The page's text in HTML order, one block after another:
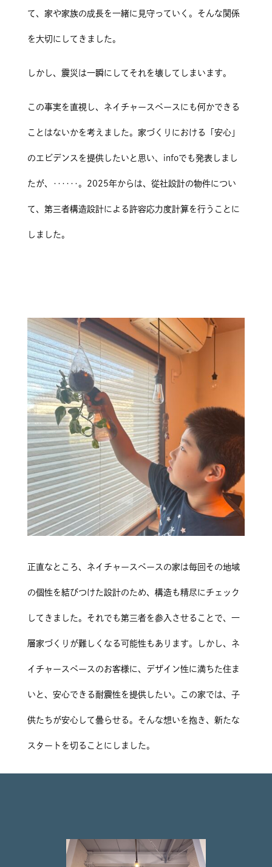
て、家や家族の成長を一緒に見守っていく。そんな関係
を大切にしてきました。
しかし、震災は一瞬にしてそれを壊してしまいます。
この事実を直視し、ネイチャースペースにも何かできる
ことはないかを考えました。家づくりにおける「安心」
のエビデンスを提供したいと思い、infoでも発表しまし
たが、‥‥‥。2025年からは、從社設計の物件につい
て、第三者構造設計による許容応力度計算を行うことに
しました。
正直なところ、ネイチャースペースの家は毎回その地域
の個性を結びつけた設計のため、構造も精尽にチェック
してきました。それでも第三者を参入させることで、一
層家づくりが難しくなる可能性もあります。しかし、ネ
イチャースペースのお客様に、デザイン性に満ちた住ま
いと、安心できる耐震性を提供したい。この家では、子
供たちが安心して曇らせる。そんな想いを抱き、新たな
スタートを切ることにしました。